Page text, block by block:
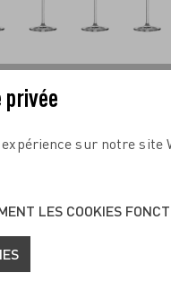
IN DEN WARENKORB
Julie Weiß- Und
sur notre site
LES COOKIES